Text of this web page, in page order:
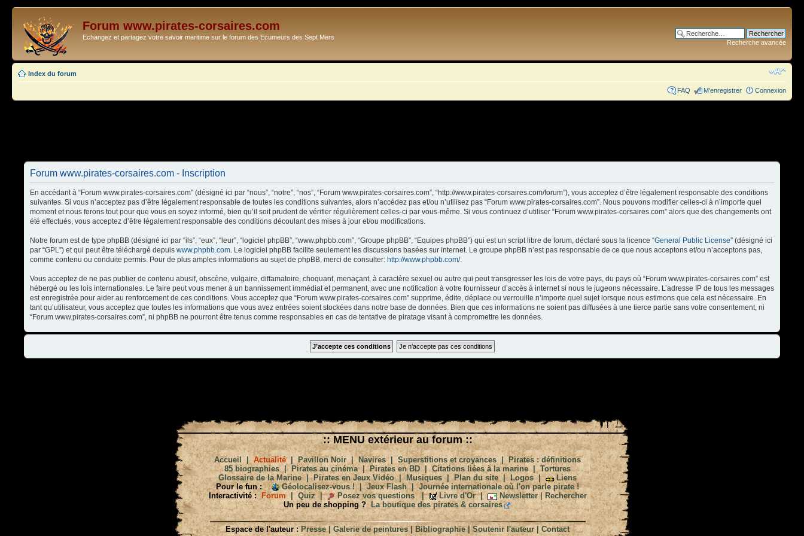
Forum www.pirates-corsaires.com
Echangez et partagez votre savoir maritime sur le forum des Ecumeurs des Sept Mers
Recherche avancée
Index du forum
FAQ M’enregistrer Connexion
Forum www.pirates-corsaires.com - Inscription
En accédant à “Forum www.pirates-corsaires.com” (désigné ici par “nous”, “notre”, “nos”, “Forum www.pirates-corsaires.com”, “http://www.pirates-corsaires.com/forum”), vous acceptez d’être légalement responsable des conditions
suivantes. Si vous n’acceptez pas d’être légalement responsable de toutes les conditions suivantes, alors n’accédez pas et/ou n’utilisez pas “Forum www.pirates-corsaires.com”. Nous pouvons modifier celles-ci à n’importe quel
moment et nous ferons tout pour que vous en soyez informé, bien qu’il soit prudent de vérifier régulièrement celles-ci par vous-même. Si vous continuez d’utiliser “Forum www.pirates-corsaires.com” alors que des changements ont
été effectués, vous acceptez d’être légalement responsable des conditions découlant des mises à jour et/ou modifications.
Notre forum est de type phpBB (désigné ici par “ils”, “eux”, “leur”, “logiciel phpBB”, “www.phpbb.com”, “Groupe phpBB”, “Equipes phpBB”) qui est un script libre de forum, déclaré sous la licence “General Public License” (désigné ici
par “GPL”) et qui peut être téléchargé depuis www.phpbb.com. Le logiciel phpBB facilite seulement les discussions basées sur internet. Le groupe phpBB n’est pas responsable de ce que nous acceptons et/ou n’acceptons pas,
comme contenu ou conduite permis. Pour de plus amples informations au sujet de phpBB, merci de consulter: http://www.phpbb.com/.
Vous acceptez de ne pas publier de contenu abusif, obscène, vulgaire, diffamatoire, choquant, menaçant, à caractère sexuel ou autre qui peut transgresser les lois de votre pays, du pays où “Forum www.pirates-corsaires.com” est
hébergé ou les lois internationales. Le faire peut vous mener à un bannissement immédiat et permanent, avec une notification à votre fournisseur d’accès à internet si nous le jugeons nécessaire. L’adresse IP de tous les messages
est enregistrée pour aider au renforcement de ces conditions. Vous acceptez que “Forum www.pirates-corsaires.com” supprime, édite, déplace ou verrouille n’importe quel sujet lorsque nous estimons que cela est nécessaire. En
tant qu’utilisateur, vous acceptez que toutes les informations que vous avez entrées soient stockées dans notre base de données. Bien que ces informations ne soient pas diffusées à une tierce partie sans votre consentement, ni
“Forum www.pirates-corsaires.com”, ni phpBB ne pourront être tenus comme responsables en cas de tentative de piratage visant à compromettre les données.
:: MENU extérieur au forum ::
Accueil |Actualité|Pavillon Noir|Navires|Superstitions et croyances|Pirates : définitions
85 biographies| Pirates au cinéma|Pirates en BD|Citations liées à la marine|Tortures
Glossaire de la Marine|Pirates en Jeux Vidéo|Musiques|Plan du site|Logos|
Liens
Pour le fun :
Géolocalisez-vous !|Jeux Flash|Journée internationale où l'on parle pirate !
Interactivité : Forum| Quiz| Posez vos questions| Livre d'Or| Newsletter| Rechercher
Un peu de shopping ?
La boutique des pirates & corsaires
Espace de l'auteur : Presse|Galerie de peintures|Bibliographie|Soutenir l'auteur|Contact